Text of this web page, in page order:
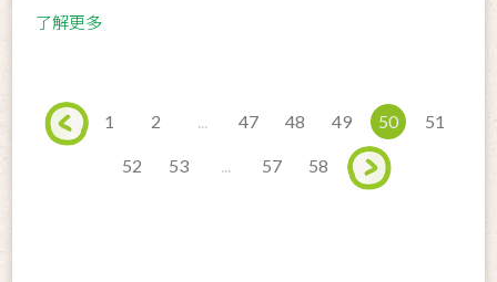
了解更多
1 2 47 48 49 50 51
52 53 57 58